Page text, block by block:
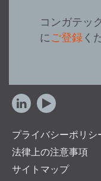
コンガテッ
にご登録 く
プライバシーポリシ
法律上の注意事項
サイトマップ